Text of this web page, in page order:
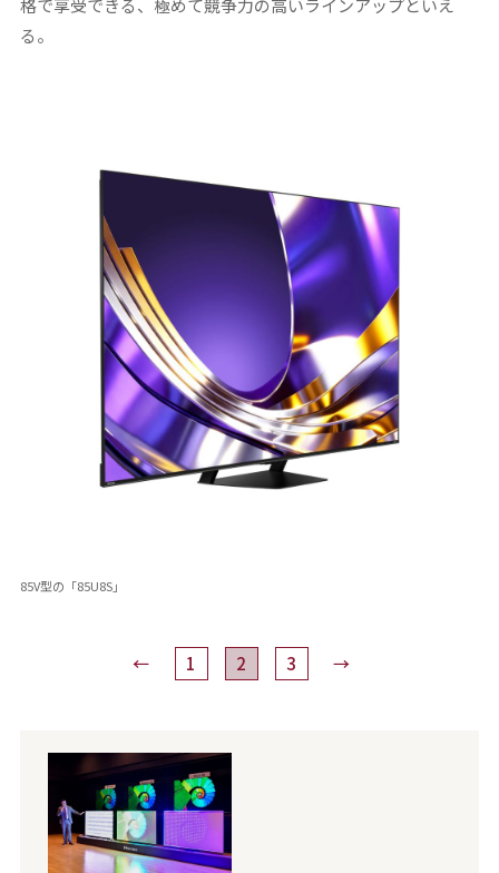
る。
85V型の「85U8S」
← 1 2 3 →